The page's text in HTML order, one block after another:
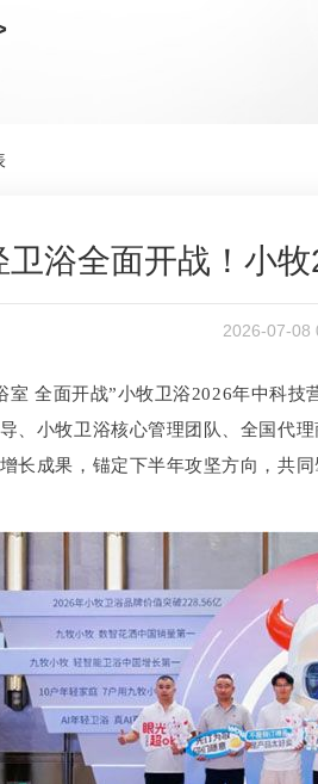
卫浴全面开战！小
2026-07-
室 全面开战”小牧卫浴2026年中科技
、小牧卫浴核心管理团队、全国代
长成果，锚定下半年攻坚方向，共